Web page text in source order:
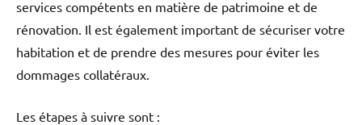
services compétents en matière de patrimoine et de
rénovation. Il est également important de sécuriser votre
habitation et de prendre des mesures pour éviter les
dommages collatéraux.
Les étapes à suivre sont :